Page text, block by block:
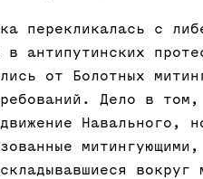
перекликалась с
в антипутинских
от Болотных
Дело в
Навального,